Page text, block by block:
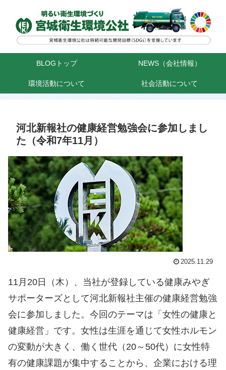
BLOGトップ NEWS（会社情報）
環境活動について 社会活動について
河北新報社の健康経営勉強会に参加しまし
た（令和7年11月）
2025.11.29
11月20日（木）、当社が登録している健康みやぎ
サポーターズとして河北新報社主催の健康経営勉強
会に参加しました。今回のテーマは「女性の健康と
健康経営」です。女性は生涯を通じて女性ホルモン
の変動が大きく、働く世代（20～50代）に女性特
有の健康課題が集中することから、企業における理